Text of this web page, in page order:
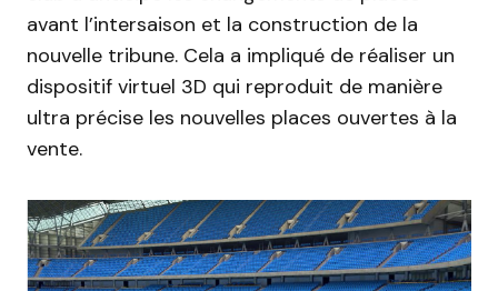
avant l’intersaison et la construction de la
nouvelle tribune. Cela a impliqué de réaliser un
dispositif virtuel 3D qui reproduit de manière
ultra précise les nouvelles places ouvertes à la
vente.